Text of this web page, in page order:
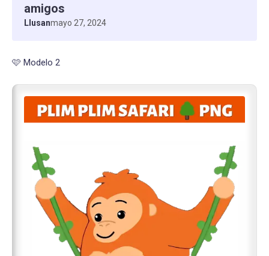
amigos
Llusanmayo 27, 2024
🩷 Modelo 2